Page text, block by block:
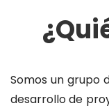
Somos un grupo
desarrollo de